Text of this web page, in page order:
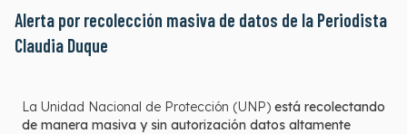
Alerta por recolección masiva de datos de la Periodista
Claudia Duque
La Unidad Nacional de Protección (UNP) está recolectando
de manera masiva y sin autorización datos altamente